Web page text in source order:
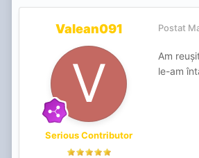
Valean091
Serious Contributor
Postat
Am
le-am